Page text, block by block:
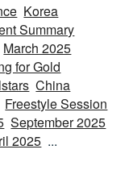
Korea
Summary
March 2025
for Gold
China
Freestyle Session
September 2025
2025 ...